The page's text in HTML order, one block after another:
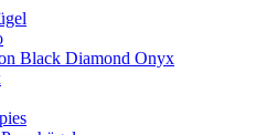
Black Diamond Onyx